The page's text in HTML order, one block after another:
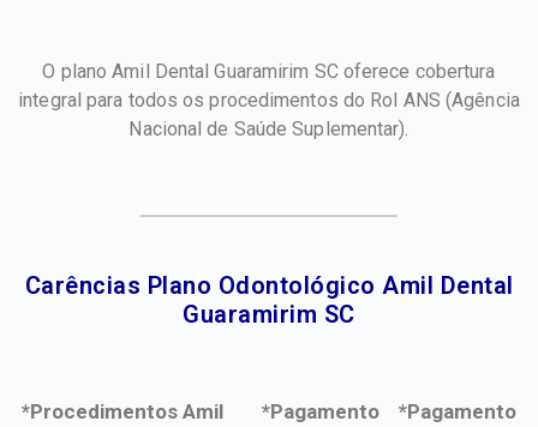
O plano Amil Dental Guaramirim SC oferece cobertura
integral para todos os procedimentos do Rol ANS (Agência
Nacional de Saúde Suplementar).
Carências Plano Odontológico Amil Dental
Guaramirim SC​
*Procedimentos Amil
*Pagamento
*Pagamento